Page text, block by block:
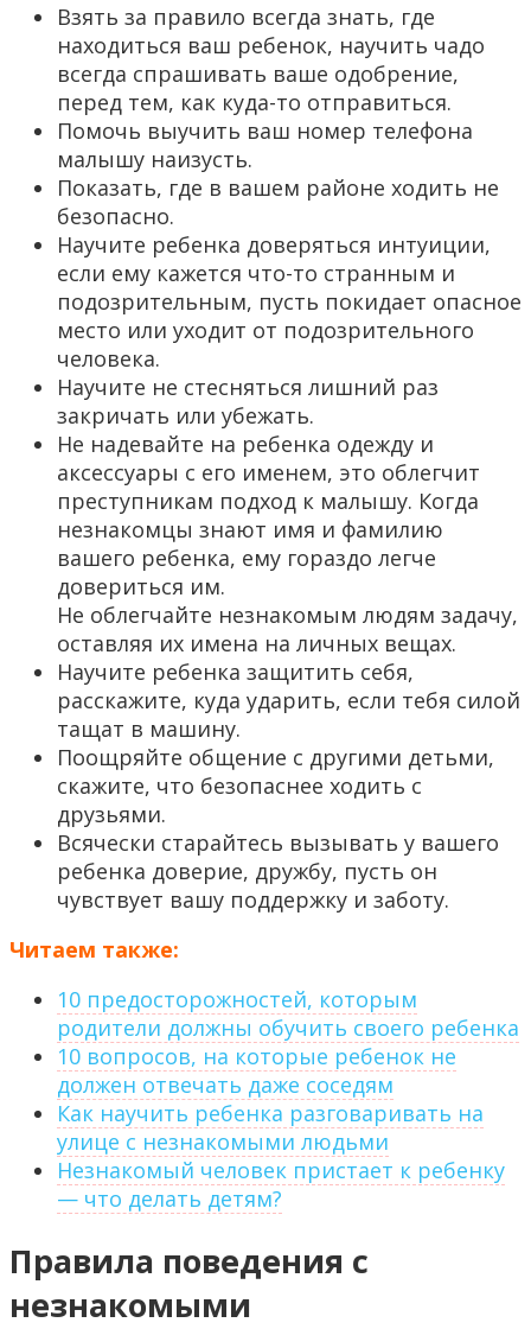
Взять за правило всегда знать, где
находиться ваш ребенок, научить чадо
всегда спрашивать ваше одобрение,
перед тем, как куда-то отправиться.
Помочь выучить ваш номер телефона
малышу наизусть.
Показать, где в вашем районе ходить не
безопасно.
Научите ребенка доверяться интуиции,
если ему кажется что-то странным и
подозрительным, пусть покидает опасное
место или уходит от подозрительного
человека.
Научите не стесняться лишний раз
закричать или убежать.
Не надевайте на ребенка одежду и
аксессуары с его именем, это облегчит
преступникам подход к малышу. Когда
незнакомцы знают имя и фамилию
вашего ребенка, ему гораздо легче
довериться им.
Не облегчайте незнакомым людям задачу,
оставляя их имена на личных вещах.
Научите ребенка защитить себя,
расскажите, куда ударить, если тебя силой
тащат в машину.
Поощряйте общение с другими детьми,
скажите, что безопаснее ходить с
друзьями.
Всячески старайтесь вызывать у вашего
ребенка доверие, дружбу, пусть он
чувствует вашу поддержку и заботу.
Читаем также:
10 предосторожностей, которым
родители должны обучить своего ребенка
10 вопросов, на которые ребенок не
должен отвечать даже соседям
Как научить ребенка разговаривать на
улице с незнакомыми людьми
Незнакомый человек пристает к ребенку
— что делать детям?
Правила поведения с
незнакомыми